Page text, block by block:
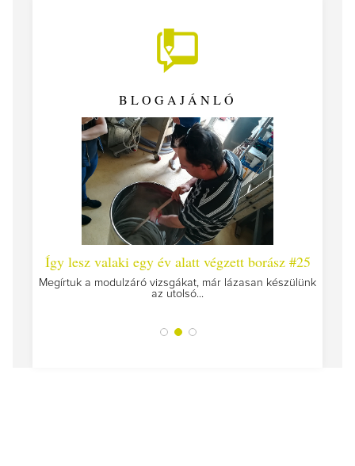
BLOGAJÁNLÓ
Így lesz valaki egy év alatt végzett borász #25
Megírtuk a modulzáró vizsgákat, már lázasan készülünk
az utolsó...